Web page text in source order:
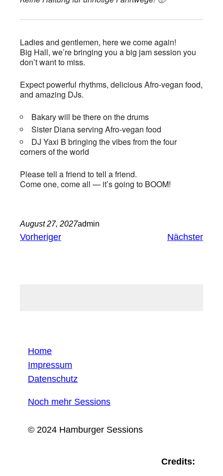
Ladies and gentlemen, here we come again!
Big Hall, we’re bringing you a big jam session you
don’t want to miss.
Expect powerful rhythms, delicious Afro-vegan food,
and amazing DJs.
Bakary will be there on the drums
Sister Diana serving Afro-vegan food
DJ Yaxi B bringing the vibes from the four
corners of the world
Please tell a friend to tell a friend.
Come one, come all — it’s going to BOOM!
August 27, 2027admin
Vorheriger Nächster
Home
Impressum
Datenschutz
Noch mehr Sessions
© 2024 Hamburger Sessions
Credits: